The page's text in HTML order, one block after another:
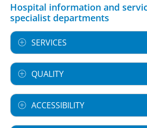
Hospital information and
specialist departments
SERVICES
QUALITY
ACCESSIBILITY